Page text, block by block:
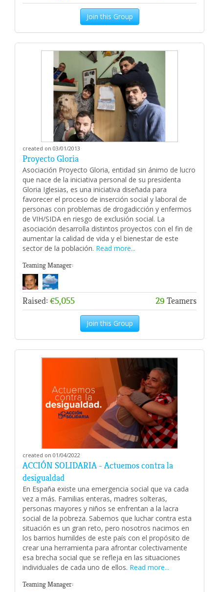
Join this Group
created on 03/01/2013
Proyecto Gloria
Asociación Proyecto Gloria, entidad sin ánimo de lucro
que nace de la iniciativa personal de su presidenta
Gloria Iglesias, es una iniciativa diseñada para
favorecer el proceso de inserción social y laboral de
personas con problemas de drogadicción y enfermos
de VIH/SIDA en riesgo de exclusión social. La
asociación desarrolla distintos proyectos con el fin de
aumentar la calidad de vida y el bienestar de este
sector de la población. Read more...
Teaming Manager:
Raised: €5,055 29 Teamers
Join this Group
created on 01/04/2022
ACCIÓN SOLIDARIA - Actuemos contra la
desigualdad
En España existe una emergencia social que va cada
vez a más. Familias enteras, madres solteras,
personas mayores y niños se enfrentan a la lacra
social de la pobreza. Sabemos que luchar contra esta
situación es un gran reto, pero nosotros nacimos en
los barrios humildes de este país con el propósito de
crear una herramienta para afrontar colectivamente
esa brecha social que se refleja en las situaciones
individuales de cada uno de ellos. Read more...
Teaming Manager: